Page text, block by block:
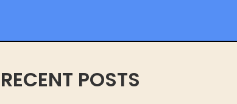
RECENT POSTS